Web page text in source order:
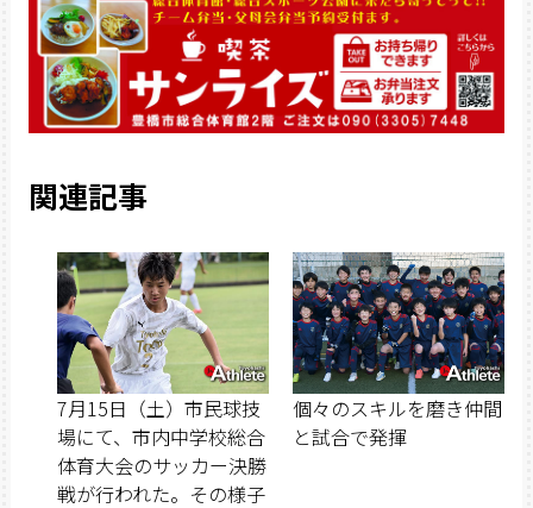
関連記事
7月15日（土）市民球技
場にて、市内中学校総合
体育大会のサッカー決勝
戦が行われた。その様子
個々のスキルを磨き仲間
と試合で発揮